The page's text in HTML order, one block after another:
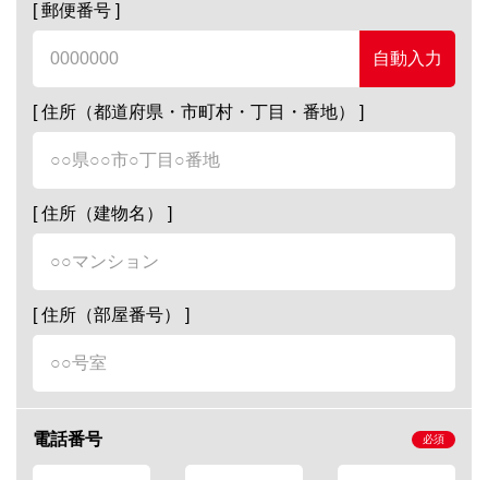
[ 郵便番号 ]
自動入力
[ 住所（都道府県・市町村・丁目・番地） ]
[ 住所（建物名） ]
[ 住所（部屋番号） ]
電話番号